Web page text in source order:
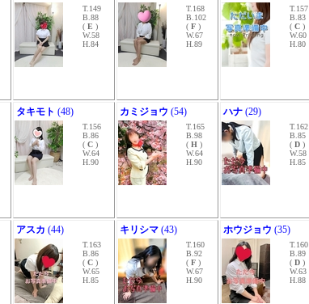
T.149
B.88
( E )
W.58
H.84
T.168
B.102
( F )
W.67
H.89
T.157
B.83
( C )
W.60
H.80
タキモト (48)
T.156
B.86
( C )
W.64
H.90
カミジョウ (54)
T.165
B.98
( H )
W.64
H.90
ハナ (29)
T.162
B.85
( D )
W.58
H.85
アスカ (44)
T.163
B.86
( C )
W.65
H.85
キリシマ (43)
T.160
B.92
( F )
W.67
H.90
ホウジョウ (35)
T.160
B.89
( D )
W.63
H.88